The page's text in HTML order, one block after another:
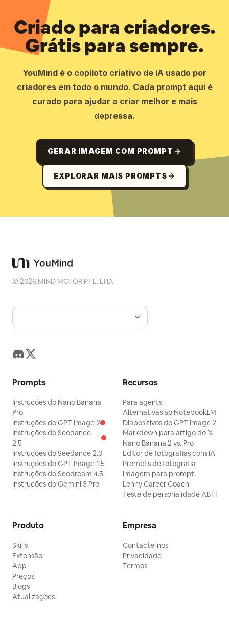
Criado para criadores.
Grátis para sempre.
YouMind é o copiloto criativo de IA usado por
criadores em todo o mundo. Cada prompt aqui é
curado para ajudar a criar melhor e mais
depressa.
GERAR IMAGEM COM PROMPT
EXPLORAR MAIS PROMPTS
©2026 MIND MOTOR PTE. LTD.
Prompts
Instruções do Nano Banana
Pro
Instruções do GPT Image 2
Instruções do Seedance
2.5
Instruções do Seedance 2.0
Instruções do GPT Image 1.5
Instruções do Seedream 4.5
Instruções do Gemini 3 Pro
Recursos
Para agents
Alternativas ao NotebookLM
Diapositivos do GPT Image 2
Markdown para artigo do 𝕏
Nano Banana 2 vs. Pro
Editor de fotografias com IA
Prompts de fotografia
Imagem para prompt
Lenny Career Coach
Teste de personalidade ABTI
Produto
Skills
Extensão
App
Preços
Blogs
Atualizações
Empresa
Contacte-nos
Privacidade
Termos